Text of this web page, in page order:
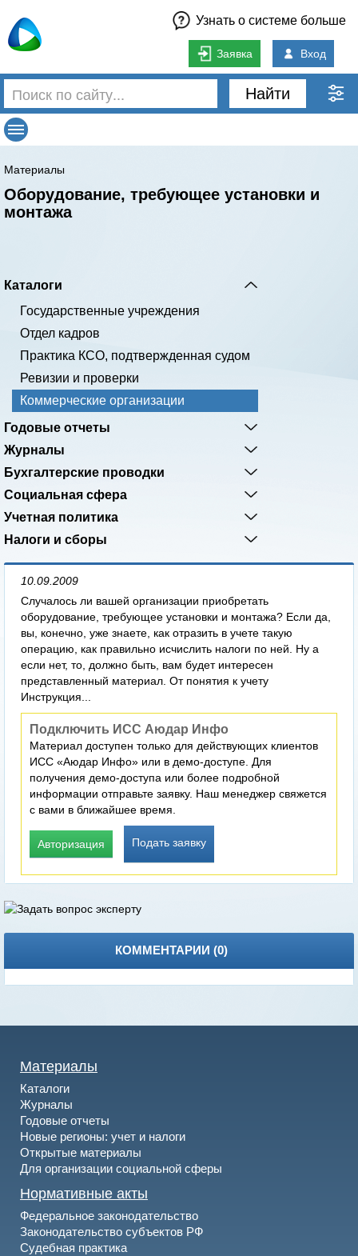
Узнать о системе больше
Заявка Вход
Найти
Материалы
Оборудование, требующее установки и
монтажа
Каталоги
Государственные учреждения
Отдел кадров
Практика КСО, подтвержденная судом
Ревизии и проверки
Коммерческие организации
Годовые отчеты
Журналы
Бухгалтерские проводки
Социальная сфера
Учетная политика
Налоги и сборы
10.09.2009
Случалось ли вашей организации приобретать
оборудование, требующее установки и монтажа? Если да,
вы, конечно, уже знаете, как отразить в учете такую
операцию, как правильно исчислить налоги по ней. Ну а
если нет, то, должно быть, вам будет интересен
представленный материал. От понятия к учету
Инструкция...
Подключить ИСС Аюдар Инфо
Материал доступен только для действующих клиентов
ИСС «Аюдар Инфо» или в демо-доступе. Для
получения демо-доступа или более подробной
информации отправьте заявку. Наш менеджер свяжется
с вами в ближайшее время.
Авторизация Подать заявку
КОММЕНТАРИИ (0)
Материалы
Каталоги
Журналы
Годовые отчеты
Новые регионы: учет и налоги
Открытые материалы
Для организации социальной сферы
Нормативные акты
Федеральное законодательство
Законодательство субъектов РФ
Судебная практика